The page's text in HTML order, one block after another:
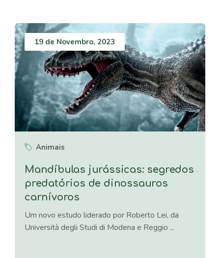
19 de Novembro, 2023
Animais
Mandíbulas jurássicas: segredos
predatórios de dinossauros
carnívoros
Um novo estudo liderado por Roberto Lei, da
Università degli Studi di Modena e Reggio ...